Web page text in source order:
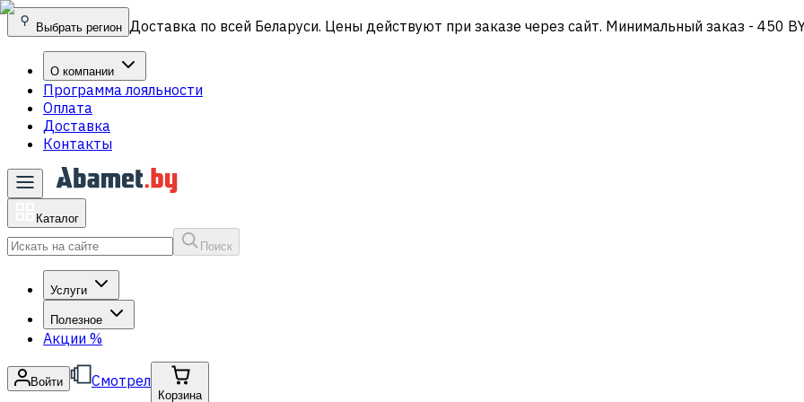
Выбрать регион Доставка по всей Беларуси. Цены действуют при заказе через сайт. Минимальный заказ - 450
О компании
Программа лояльности
Оплата
Доставка
Контакты
Каталог
Поиск
Услуги
Полезное
Акции %
Войти Смотрел
Корзина